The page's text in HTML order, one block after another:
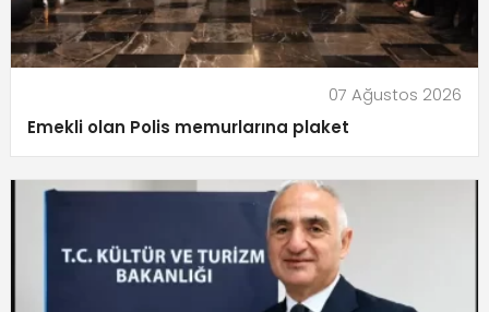
07 Ağustos 2026
Emekli olan Polis memurlarına plaket